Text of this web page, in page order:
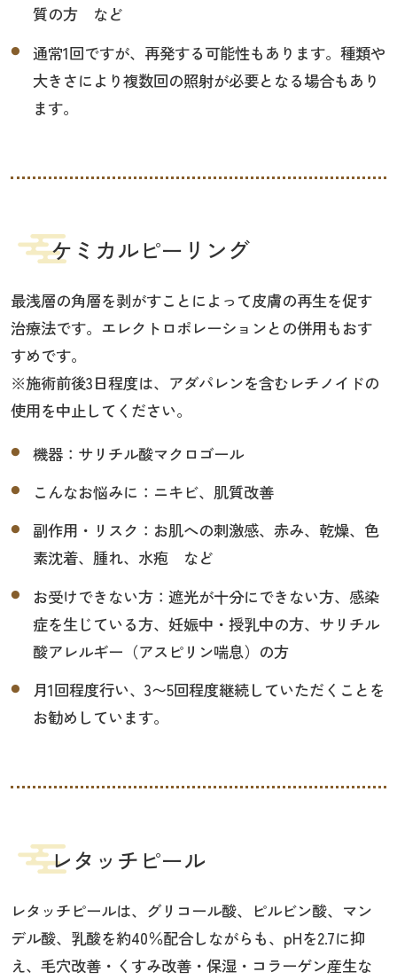
質の方 など
通常1回ですが、再発する可能性もあります。種類や
大きさにより複数回の照射が必要となる場合もあり
ます。
ケミカルピーリング
最浅層の角層を剥がすことによって皮膚の再生を促す
治療法です。エレクトロポレーションとの併用もおす
すめです。
※施術前後3日程度は、アダパレンを含むレチノイドの
使用を中止してください。
機器：サリチル酸マクロゴール
こんなお悩みに：ニキビ、肌質改善
副作用・リスク：お肌への刺激感、赤み、乾燥、色
素沈着、腫れ、水疱 など
お受けできない方：遮光が十分にできない方、感染
症を生じている方、妊娠中・授乳中の方、サリチル
酸アレルギー（アスピリン喘息）の方
月1回程度行い、3〜5回程度継続していただくことを
お勧めしています。
レタッチピール
レタッチピールは、グリコール酸、ピルビン酸、マン
デル酸、乳酸を約40％配合しながらも、pHを2.7に抑
え、毛穴改善・くすみ改善・保湿・コラーゲン産生な